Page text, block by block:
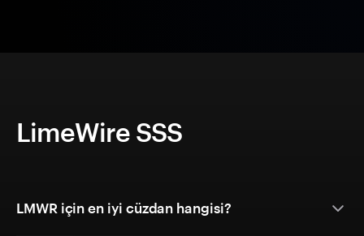
LimeWire SSS
LMWR için en iyi cüzdan hangisi?